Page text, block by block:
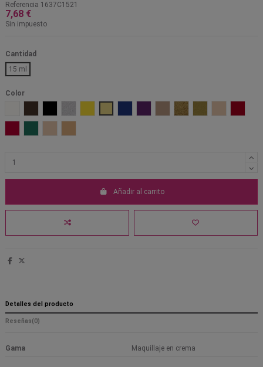
Referencia 1637C1521
7,68 €
Sin impuesto
Cantidad
15 ml
Color
Marrón OAOro 705
Añadir al carrito
Detalles del producto
Reseñas(0)
Gama Maquillaje en crema